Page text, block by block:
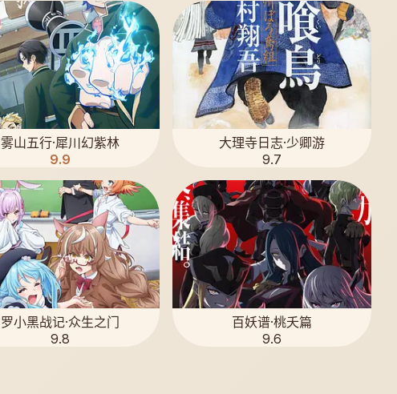
雾山五行·犀川幻紫林
9.9
大理寺日志·少卿游
9.7
罗小黑战记·众生之门
9.8
百妖谱·桃夭篇
9.6